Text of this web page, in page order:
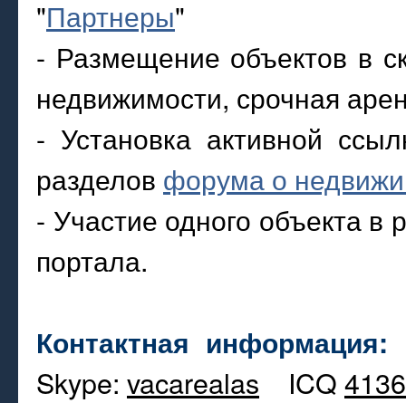
"Партнеры"
- Размещение объектов в
недвижимости, срочная
- Установка активной
разделов форума о
- Участие одного объекта в
портала.
Контактная информация:
Skype: vacarealas ICQ